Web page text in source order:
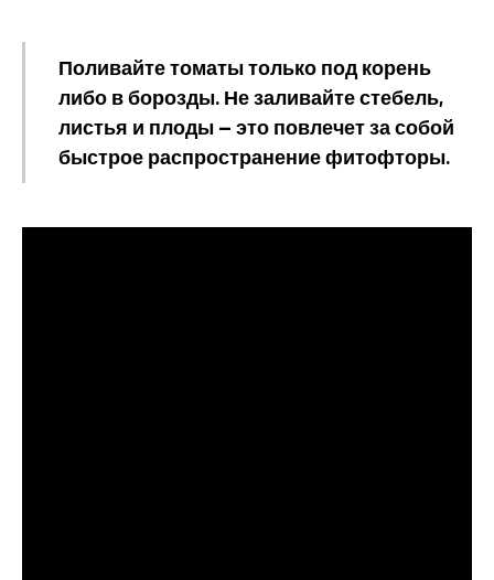
Поливайте томаты только под корень
либо в борозды. Не заливайте стебель,
листья и плоды — это повлечет за собой
быстрое распространение фитофторы.